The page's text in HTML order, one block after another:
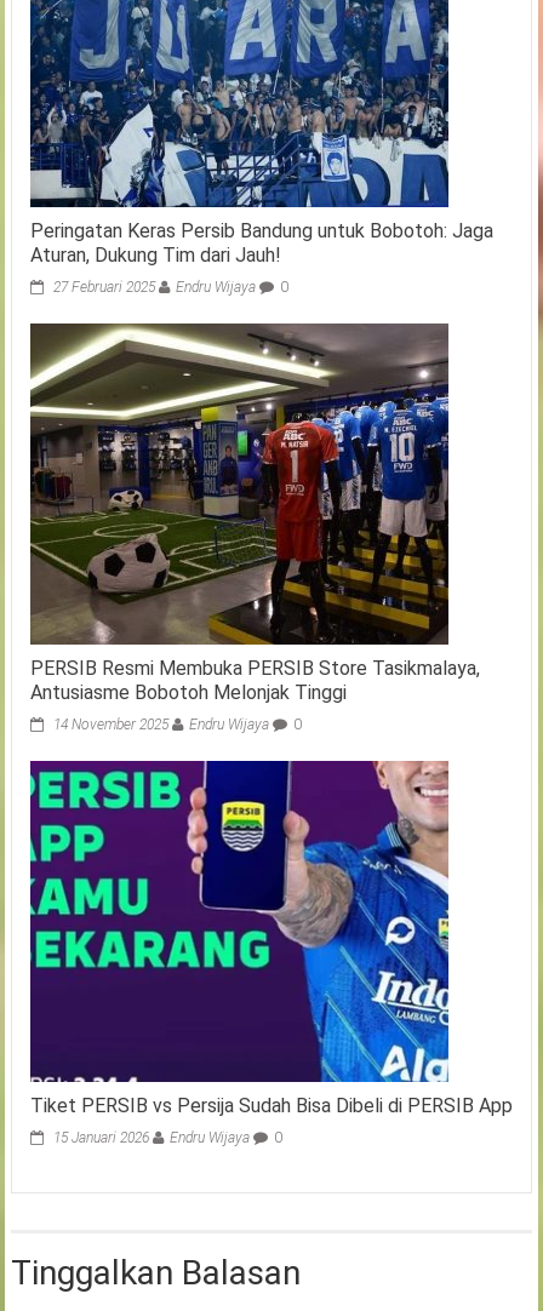
Peringatan Keras Persib Bandung untuk Bobotoh: Jaga
Aturan, Dukung Tim dari Jauh!
27 Februari 2025 Endru Wijaya 0
PERSIB Resmi Membuka PERSIB Store Tasikmalaya,
Antusiasme Bobotoh Melonjak Tinggi
14 November 2025 Endru Wijaya 0
Tiket PERSIB vs Persija Sudah Bisa Dibeli di PERSIB App
15 Januari 2026 Endru Wijaya 0
Tinggalkan Balasan